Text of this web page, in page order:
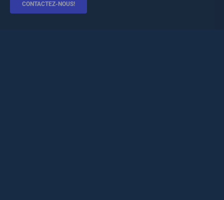
CONTACTEZ-NOUS!